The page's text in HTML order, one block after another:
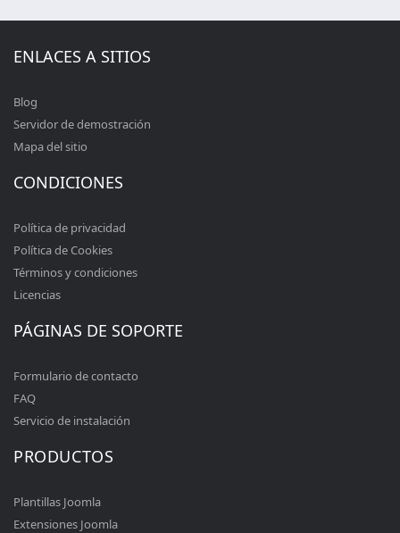
ENLACES A SITIOS
Blog
Servidor de demostración
Mapa del sitio
CONDICIONES
Política de privacidad
Política de Cookies
Términos y condiciones
Licencias
PÁGINAS DE SOPORTE
Formulario de contacto
FAQ
Servicio de instalación
PRODUCTOS
Plantillas Joomla
Extensiones Joomla